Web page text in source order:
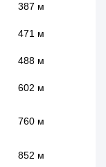
387 м
471 м
488 м
602 м
760 м
852 м